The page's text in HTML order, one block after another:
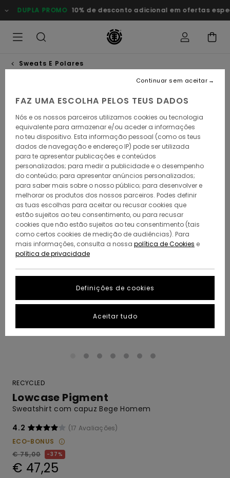
para
a
PROMO 10% de desconto adicional em ofertas especiais
Sweats E Polares
RECYCLED
Lowcase Pigment
Sweatshirt com capuz Bege Homem
4.2
(17 Avaliações)
ECO-BONUS
€ 75,00
37%
€ 47,25
FAZ UMA ESCOLHA PELOS TEUS DADOS
Nós e os nossos parceiros utilizamos cookies ou tecnologia
equivalente para armazenar e/ou aceder a informações
no teu dispositivo. Esta informação pessoal (como os teus
dados de navegação e endereço IP) pode ser utilizada
para te apresentar publicações e conteúdos
personalizados; para medir a publicidade e o desempenho
do conteúdo; para apresentar anúncios personalizados;
para saber mais sobre o nosso público; para desenvolver e
melhorar os produtos dos nossos parceiros. Podes definir
as tuas escolhas para aceitar ou recusar cookies que
estão sujeitos ao teu consentimento, ou para recusar
cookies que não estão sujeitos ao teu consentimento (tais
como certos cookies de medição de audiências). Para
mais informações, consulta a nossa política de Cookies e
política de privacidade
Definições de cookies
Continuar sem aceitar
Aceitar tudo